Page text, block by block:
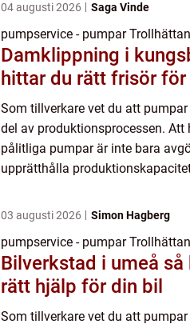
04 augusti 2026 Saga Vinde
pumpservice - pumpar Trollhättan
Damklippning i
hittar du rätt frisör för
Som tillverkare vet du att
del av produktionsprocessen. Att
pålitliga pumpar är inte bara
upprätthålla
03 augusti 2026 Simon Hagberg
pumpservice - pumpar Trollhättan
Bilverkstad i umeå så hittar du
rätt hjälp för din bil
Som tillverkare vet du att